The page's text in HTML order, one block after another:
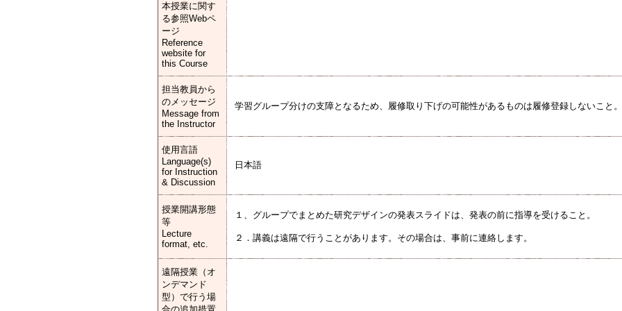
本授業に関す
る参照Webペ
ージ
Reference
website for
this Course
担当教員から
のメッセージ
Message from
the Instructor
学習グループ分けの支障となるため、履修取り下げの可能性があるものは履修登録しないこと。
使用言語
Language(s)
for Instruction
& Discussion
日本語
授業開講形態
等
Lecture
format, etc.
１、グループでまとめた研究デザインの発表スライドは、発表の前に指導を受けること。
２．講義は遠隔で行うことがあります。その場合は、事前に連絡します。
遠隔授業（オ
ンデマンド
型）で行う場